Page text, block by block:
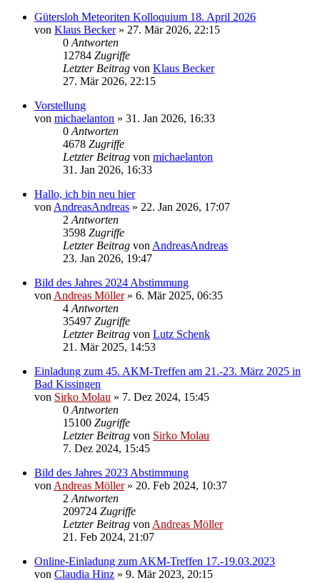
Gütersloh Meteoriten Kolloquium 18. April 2026
von Klaus Becker» 27. Mär 2026, 22:15
0 Antworten
12784 Zugriffe
Letzter Beitrag von Klaus Becker
27. Mär 2026, 22:15
Vorstellung
von michaelanton » 31. Jan 2026, 16:33
0 Antworten
4678 Zugriffe
Letzter Beitrag von michaelanton
31. Jan 2026, 16:33
Hallo, ich bin neu hier
von AndreasAndreas » 22. Jan 2026, 17:07
2 Antworten
3598 Zugriffe
Letzter Beitrag von AndreasAndreas
23. Jan 2026, 19:47
Bild des Jahres 2024 Abstimmung
von Andreas Möller» 6. Mär 2025, 06:35
4 Antworten
35497 Zugriffe
Letzter Beitrag von Lutz Schenk
21. Mär 2025, 14:53
Einladung zum 45. AKM-Treffen am 21.-23. März 2025 in
Bad Kissingen
von Sirko Molau » 7. Dez 2024, 15:45
0 Antworten
15100 Zugriffe
Letzter Beitrag von Sirko Molau
7. Dez 2024, 15:45
Bild des Jahres 2023 Abstimmung
von Andreas Möller» 20. Feb 2024, 10:37
2 Antworten
209724 Zugriffe
Letzter Beitrag von Andreas Möller
21. Feb 2024, 21:07
Online-Einladung zum AKM-Treffen 17.-19.03.2023
von Claudia Hinz » 9. Mär 2023, 20:15